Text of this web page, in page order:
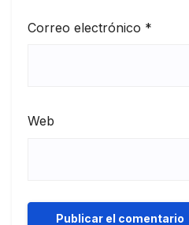
Correo electrónico *
Web